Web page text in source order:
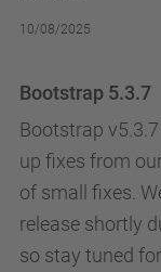
10/08/2025
Bootstrap 5.3.7
Bootstrap
up fixes from
of small fixes.
release shortly
so stay tuned